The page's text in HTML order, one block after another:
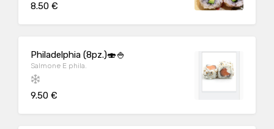
8.50 €
Philadelphia (8pz.)🍣🍚
Salmone E phila.
9.50 €